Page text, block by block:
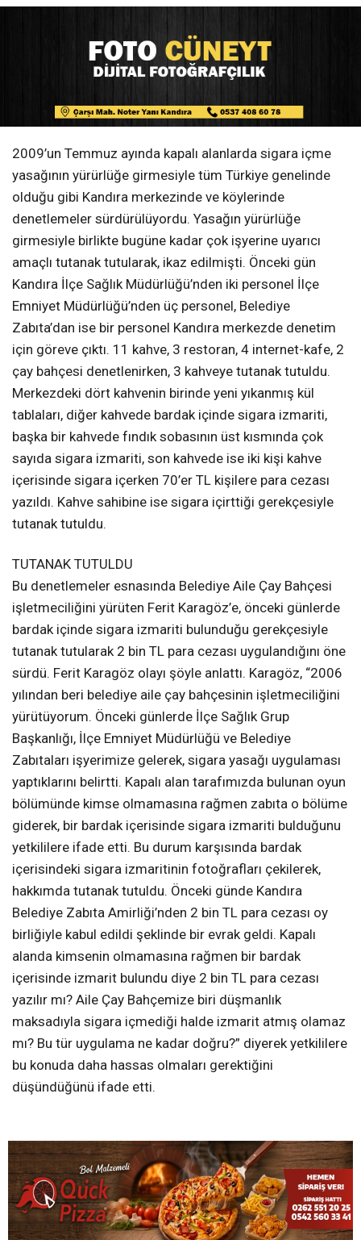
2009’un Temmuz ayında kapalı alanlarda sigara içme
yasağının yürürlüğe girmesiyle tüm Türkiye genelinde
olduğu gibi Kandıra merkezinde ve köylerinde
denetlemeler sürdürülüyordu. Yasağın yürürlüğe
girmesiyle birlikte bugüne kadar çok işyerine uyarıcı
amaçlı tutanak tutularak, ikaz edilmişti. Önceki gün
Kandıra İlçe Sağlık Müdürlüğü’nden iki personel İlçe
Emniyet Müdürlüğü’nden üç personel, Belediye
Zabıta’dan ise bir personel Kandıra merkezde denetim
için göreve çıktı. 11 kahve, 3 restoran, 4 internet-kafe, 2
çay bahçesi denetlenirken, 3 kahveye tutanak tutuldu.
Merkezdeki dört kahvenin birinde yeni yıkanmış kül
tablaları, diğer kahvede bardak içinde sigara izmariti,
başka bir kahvede fındık sobasının üst kısmında çok
sayıda sigara izmariti, son kahvede ise iki kişi kahve
içerisinde sigara içerken 70’er TL kişilere para cezası
yazıldı. Kahve sahibine ise sigara içirttiği gerekçesiyle
tutanak tutuldu.
TUTANAK TUTULDU
Bu denetlemeler esnasında Belediye Aile Çay Bahçesi
işletmeciliğini yürüten Ferit Karagöz’e, önceki günlerde
bardak içinde sigara izmariti bulunduğu gerekçesiyle
tutanak tutularak 2 bin TL para cezası uygulandığını öne
sürdü. Ferit Karagöz olayı şöyle anlattı. Karagöz, “2006
yılından beri belediye aile çay bahçesinin işletmeciliğini
yürütüyorum. Önceki günlerde İlçe Sağlık Grup
Başkanlığı, İlçe Emniyet Müdürlüğü ve Belediye
Zabıtaları işyerimize gelerek, sigara yasağı uygulaması
yaptıklarını belirtti. Kapalı alan tarafımızda bulunan oyun
bölümünde kimse olmamasına rağmen zabıta o bölüme
giderek, bir bardak içerisinde sigara izmariti bulduğunu
yetkililere ifade etti. Bu durum karşısında bardak
içerisindeki sigara izmaritinin fotoğrafları çekilerek,
hakkımda tutanak tutuldu. Önceki günde Kandıra
Belediye Zabıta Amirliği’nden 2 bin TL para cezası oy
birliğiyle kabul edildi şeklinde bir evrak geldi. Kapalı
alanda kimsenin olmamasına rağmen bir bardak
içerisinde izmarit bulundu diye 2 bin TL para cezası
yazılır mı? Aile Çay Bahçemize biri düşmanlık
maksadıyla sigara içmediği halde izmarit atmış olamaz
mı? Bu tür uygulama ne kadar doğru?” diyerek yetkililere
bu konuda daha hassas olmaları gerektiğini
düşündüğünü ifade etti.